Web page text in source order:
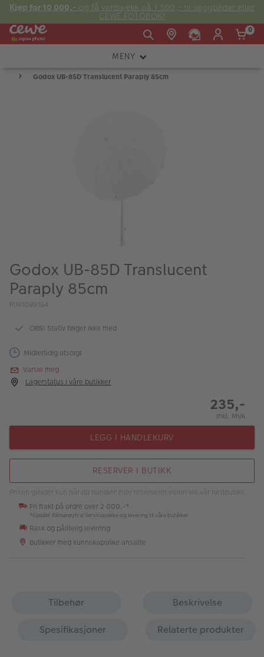
Kjøp for 10 000,- og få verdisjekk på 1 500,- til veggbilder eller
CEWE FOTOBOK!
Fre:
20:00
0
MENY
KAMERA
ALBUM
Kampanjer
Bildeprodukter
Inspirasjon
Butikkoversikt
Godox UB-85D Translucent Paraply 85cm
Godox UB-85D Translucent
Paraply 85cm
PIM1099184
OBS! Stativ følger ikke med
Midlertidig utsolgt
Varsle meg
Lagerstatus i våre butikker
235,-
Inkl. MVA
LEGG I HANDLEKURV
RESERVER I BUTIKK
Prisen gjelder kun når du handler eller reserverer varen via vår nettbutikk.
Fri frakt på ordre over 2 000,-*
*Gjelder Klimanøytral Servicepakke og levering til våre butikker
Rask og pålitelig levering
Butikker med kunnskapsrike ansatte
Tilbehør
Beskrivelse
Spesifikasjoner
Relaterte produkter